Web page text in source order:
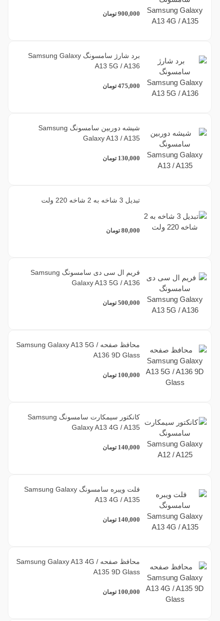
900,000 تومان
برد شارژ سامسونگ Samsung Galaxy
A13 5G / A136
475,000 تومان
شیشه دوربین سامسونگ Samsung
Galaxy A13 / A135
130,000 تومان
تبدیل 3 شاخه به 2 شاخه 220 ولت
80,000 تومان
فریم ال سی دی سامسونگ Samsung
Galaxy A13 5G / A136
500,000 تومان
محافظ صفحه Samsung Galaxy A13 5G /
A136 9D Glass
100,000 تومان
کانکتور سیمکارت سامسونگ Samsung
Galaxy A13 4G / A135
140,000 تومان
فلت ویبره سامسونگ Samsung Galaxy
A13 4G / A135
140,000 تومان
محافظ صفحه Samsung Galaxy A13 4G /
A135 9D Glass
100,000 تومان